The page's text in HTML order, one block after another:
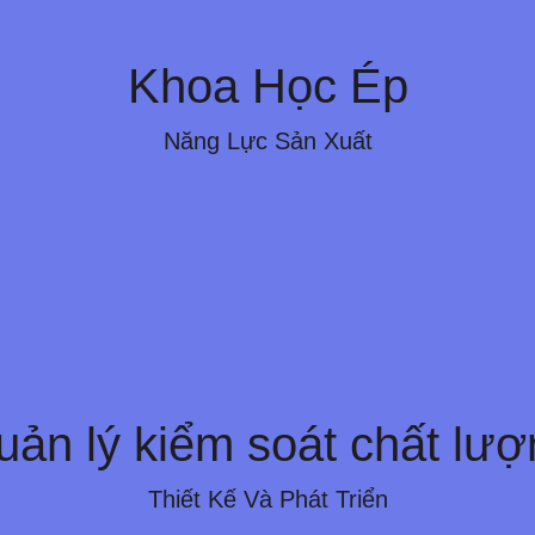
Khoa Học Ép
Năng Lực Sản Xuất
Kỹ thuật ép nhựa khoa học
Trình Để Tối Ưu Hóa Các Tham Số, Giảm
Tích Hệ Thống Giảm Sự Phụ Thuộc Vào
lý kiểm soát chất
Thiết Kế Và Phát Triển
lý kiểm soát chất
Ngặt Và Đáp Ứng Tiêu Chuẩn ISO9001.
Phục Vụ Cho Việc Thu Thập Dữ Liệu, Phân